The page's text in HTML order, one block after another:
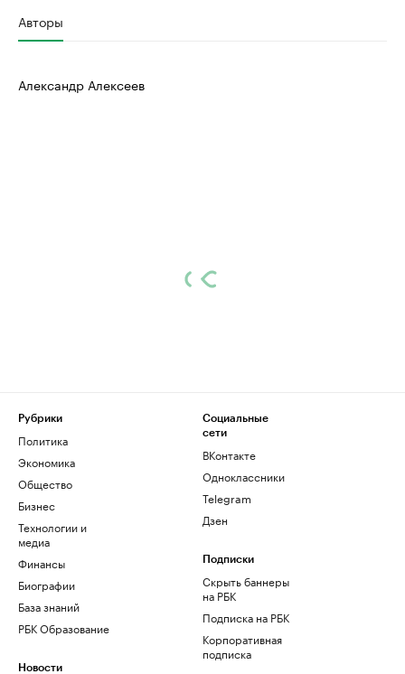
Авторы
Александр Алексеев
Рубрики
Политика
Экономика
Общество
Бизнес
Технологии и
медиа
Финансы
Биографии
База знаний
РБК Образование
Новости
Социальные
сети
ВКонтакте
Одноклассники
Telegram
Дзен
Подписки
Скрыть баннеры
на РБК
Подписка на РБК
Корпоративная
подписка